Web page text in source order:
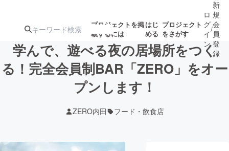
プロジェクトを掲
載するには
はじ
める
プロジェクト
をさがす
注目の新着プロ募集終了が近いプ
ロジェクト
ロ
グ
イ
ン
/
新
規
会
員
登
録
学んで、遊べる夜の居場所をつく
る！完全会員制BAR「ZERO」をオー
プンします！
ZERO内田 フード・飲食店